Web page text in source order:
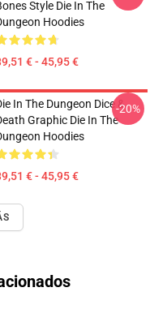
Style Die In The
Hoodies
€ - 45,95 €
In The Dungeon Dice &
Graphic Die In The
Hoodies
€ - 45,95 €
-20%